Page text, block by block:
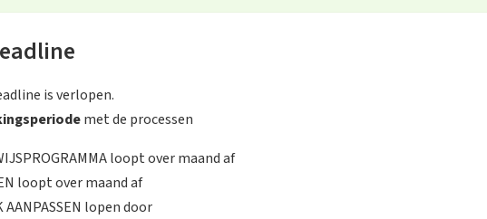
is verlopen.
met de processen
loopt over maand af
loopt over maand af
AANPASSEN lopen door